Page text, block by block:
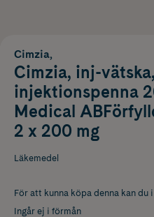
Cimzia,
Cimzia, inj-
injektionspenna
Medical
2 x 200 mg
Läkemedel
För att kunna köpa denna kan du
Ingår ej i förmån